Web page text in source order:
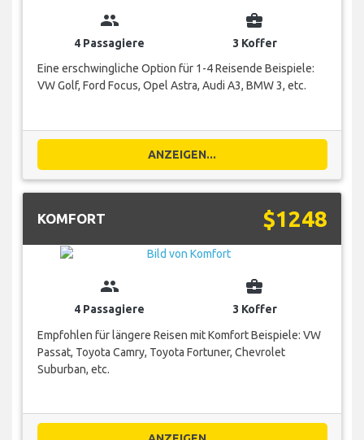
group
4 Passagiere
business_center
3 Koffer
Eine erschwingliche Option für 1-4 Reisende Beispiele:
VW Golf, Ford Focus, Opel Astra, Audi A3, BMW 3, etc.
ANZEIGEN...
KOMFORT $1248
group
4 Passagiere
business_center
3 Koffer
Empfohlen für längere Reisen mit Komfort Beispiele: VW
Passat, Toyota Camry, Toyota Fortuner, Chevrolet
Suburban, etc.